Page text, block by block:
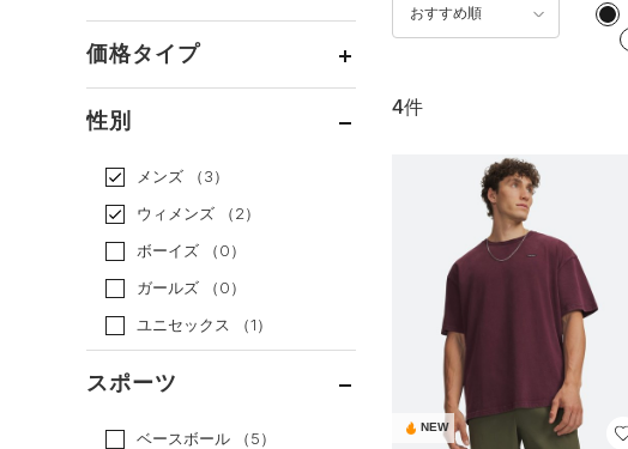
価格タイプ
性別
メンズ
（3）
ウィメンズ
（2）
ボーイズ
（0）
ガールズ
（0）
ユニセックス
（1）
スポーツ
ベースボール
（5）
おすすめ順
4件
NEW